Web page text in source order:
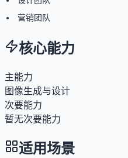
营销团队
核心能力
主能力
图像生成与设计
次要能力
暂无次要能力
适用场景